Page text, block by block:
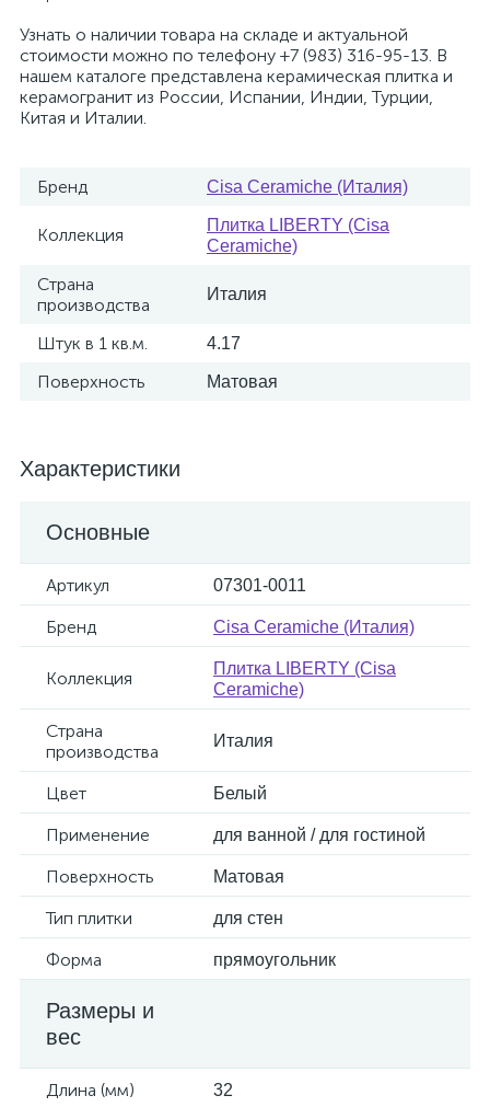
Узнать о наличии товара на складе и актуальной
стоимости можно по телефону +7 (983) 316-95-13. В
нашем каталоге представлена керамическая плитка и
керамогранит из России, Испании, Индии, Турции,
Китая и Италии.
Бренд Cisa Ceramiche (Италия)
Коллекция
Плитка LIBERTY (Cisa
Ceramiche)
Страна
производства
Италия
Штук в 1 кв.м. 4.17
Поверхность Матовая
Характеристики
Основные
Артикул 07301-0011
Бренд Cisa Ceramiche (Италия)
Коллекция
Плитка LIBERTY (Cisa
Ceramiche)
Страна
производства
Италия
Цвет Белый
Применение для ванной / для гостиной
Поверхность Матовая
Тип плитки для стен
Форма прямоугольник
Размеры и
вес
Длина (мм) 32